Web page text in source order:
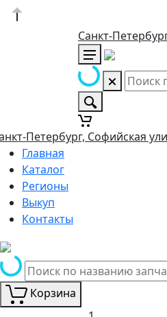
Санкт-
Петербург, Софийская
Главная
Каталог
Регионы
Выкуп
Контакты
Корзина